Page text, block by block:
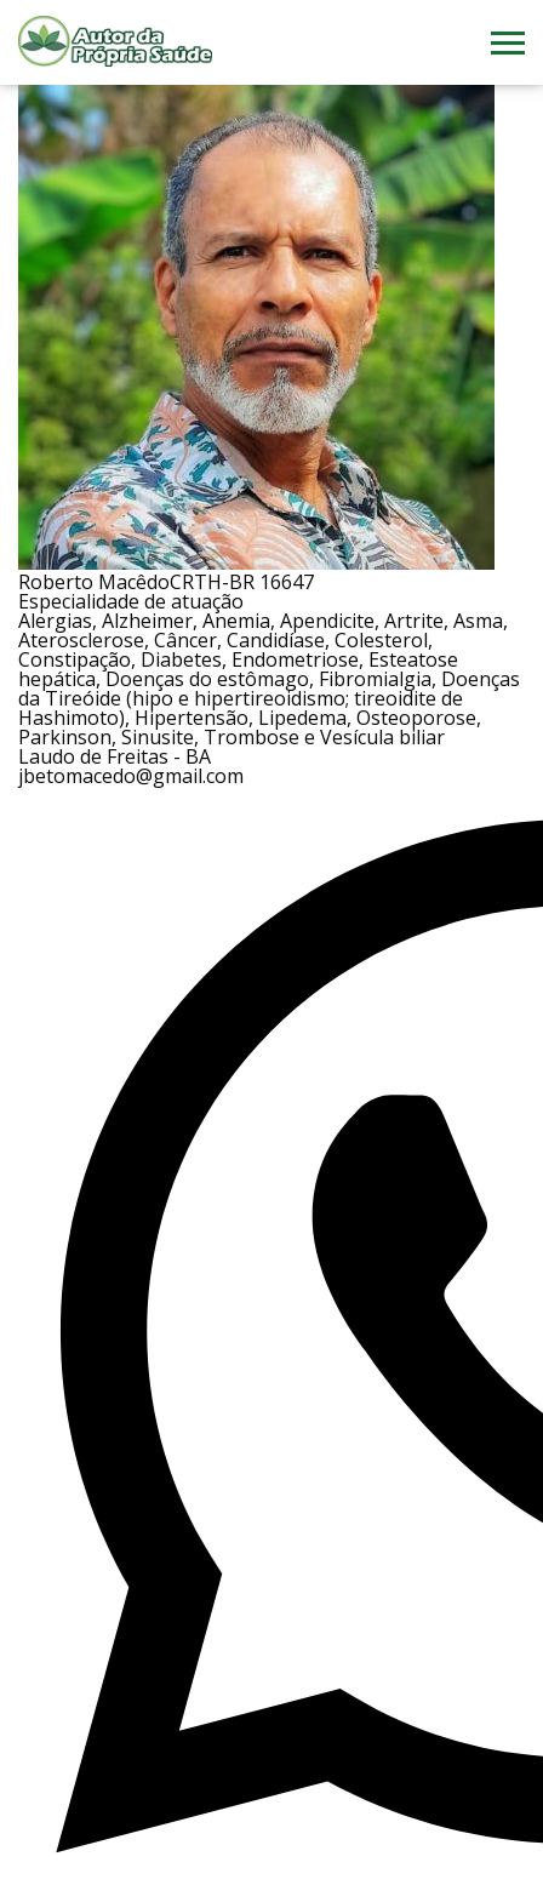
Roberto MacêdoCRTH-BR 16647
Especialidade de atuação
Alergias, Alzheimer, Anemia, Apendicite, Artrite, Asma,
Aterosclerose, Câncer, Candidíase, Colesterol,
Constipação, Diabetes, Endometriose, Esteatose
hepática, Doenças do estômago, Fibromialgia, Doenças
da Tireóide (hipo e hipertireoidismo; tireoidite de
Hashimoto), Hipertensão, Lipedema, Osteoporose,
Parkinson, Sinusite, Trombose e Vesícula biliar
Laudo de Freitas - BA
jbetomacedo@gmail.com